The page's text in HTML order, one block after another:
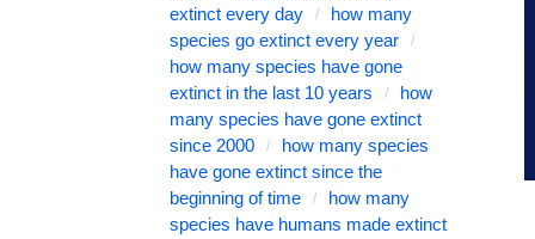
extinct every day
how many
species go extinct every year
how many species have gone
extinct in the last 10 years
how
many species have gone extinct
since 2000
how many species
have gone extinct since the
beginning of time
how many
species have humans made extinct